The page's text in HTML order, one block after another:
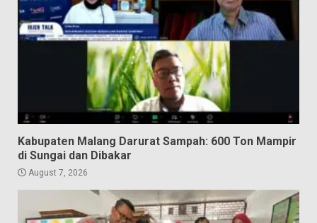
Kabupaten Malang Darurat Sampah: 600 Ton Mampir
di Sungai dan Dibakar
August 7, 2026